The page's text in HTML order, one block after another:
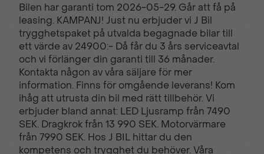
Backkamera Bluetooth - handsfree
Elhissar fram och bak
El-infällbara
sidospeglar
El-uppvärmd ratt Farthållare
Bilen har garanti tom 2026-05-29. Går att få på
leasing. KAMPANJ! Just nu erbjuder vi J Bil
trygghetspaket på utvalda begagnade bilar till
ett värde av 24900:- Då får du 3 års serviceavtal
och vi förlänger din garanti till 36 månader.
Kontakta någon av våra säljare för mer
information. Finns för omgående leverans! Kom
ihåg att utrusta din bil med rätt tillbehör. Vi
erbjuder bland annat: LED Ljusramp från 7490
SEK. Dragkrok från 13 990 SEK. Motorvärmare
från 7990 SEK. Hos J BIL hittar du den
kompetens och trygghet du behöver. Våra